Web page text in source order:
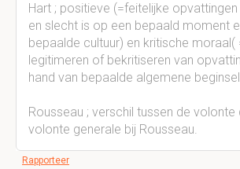
Hart ; positieve (=feitelijke
en slecht is op een bepaald moment
bepaalde cultuur) en kritische moraal(
legitimeren of bekritiseren van
hand van bepaalde algemene
Rousseau ; verschil tussen de volonte
volonte generale bij Rousseau.
Rapporteer